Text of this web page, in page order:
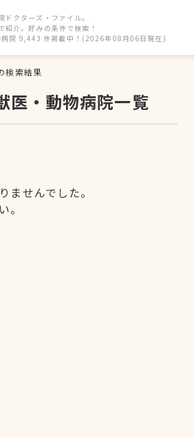
クターズ・ファイル。
紹介。好みの条件で検索！
院 9,443 件掲載中！(2026年08月06日現在)
検索結果
医・動物病院一覧
せんでした。
。